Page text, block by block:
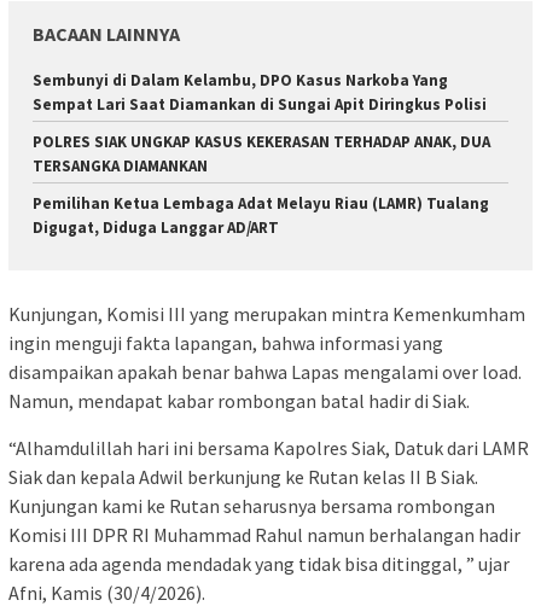
BACAAN LAINNYA
Sembunyi di Dalam Kelambu, DPO Kasus Narkoba Yang
Sempat Lari Saat Diamankan di Sungai Apit Diringkus Polisi
POLRES SIAK UNGKAP KASUS KEKERASAN TERHADAP ANAK, DUA
TERSANGKA DIAMANKAN
Pemilihan Ketua Lembaga Adat Melayu Riau (LAMR) Tualang
Digugat, Diduga Langgar AD/ART
Kunjungan, Komisi III yang merupakan mintra Kemenkumham
ingin menguji fakta lapangan, bahwa informasi yang
disampaikan apakah benar bahwa Lapas mengalami over load.
Namun, mendapat kabar rombongan batal hadir di Siak.
“Alhamdulillah hari ini bersama Kapolres Siak, Datuk dari LAMR
Siak dan kepala Adwil berkunjung ke Rutan kelas II B Siak.
Kunjungan kami ke Rutan seharusnya bersama rombongan
Komisi III DPR RI Muhammad Rahul namun berhalangan hadir
karena ada agenda mendadak yang tidak bisa ditinggal, ” ujar
Afni, Kamis (30/4/2026).